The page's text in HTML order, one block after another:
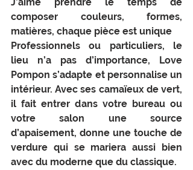
composer couleurs, formes,
matières, chaque pièce est unique
Professionnels ou particuliers, le
lieu n’a pas d’importance, Love
Pompon s’adapte et personnalise un
intérieur. Avec ses camaïeux de vert,
il fait entrer dans votre bureau ou
votre salon une source
d’apaisement, donne une touche de
verdure qui se mariera aussi bien
avec du moderne que du classique.